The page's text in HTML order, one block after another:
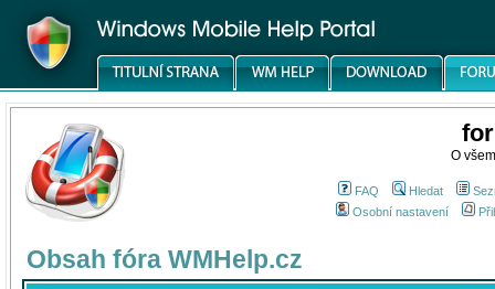
O
FAQ Hledat
Osobní nastavení
Obsah fóra WMHelp.cz